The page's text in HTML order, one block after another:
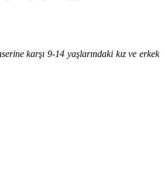
karşı 9-14 yaşlarındaki kız ve erkek